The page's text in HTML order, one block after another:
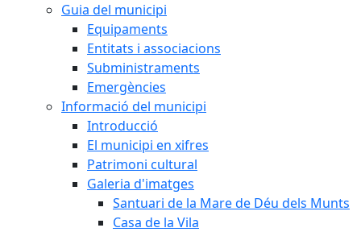
Guia del municipi
Equipaments
Entitats i associacions
Subministraments
Emergències
Informació del municipi
Introducció
El municipi en xifres
Patrimoni cultural
Galeria d'imatges
Santuari de la Mare de Déu dels Munts
Casa de la Vila